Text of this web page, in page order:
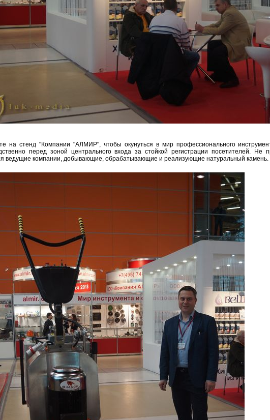
на стенд "Компании "АЛМИР", чтобы окунуться в мир профессионального
перед зоной центрального входа за стойкой регистрации посетителей.
ведущие компании, добывающие, обрабатывающие и реализующие натуральный камень.